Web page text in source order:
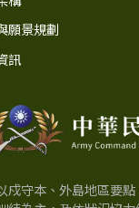
願景規劃
訊
戍守本、外島地區要